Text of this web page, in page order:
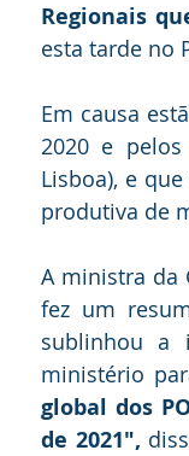
Regionais
esta tarde no
Em causa
2020 e pelos
Lisboa), e
produtiva de
A ministra da
fez um
sublinhou a
ministério
global dos
de 2021″,